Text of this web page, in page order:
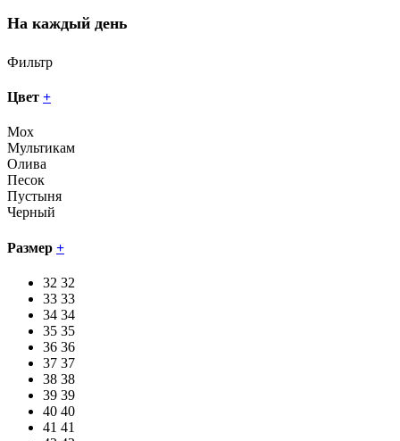
На каждый день
Фильтр
Цвет +
Мох
Мультикам
Олива
Песок
Пустыня
Черный
Размер +
32 32
33 33
34 34
35 35
36 36
37 37
38 38
39 39
40 40
41 41